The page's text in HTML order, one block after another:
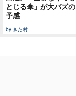
とじる傘」が大バズの
予感
by きた村